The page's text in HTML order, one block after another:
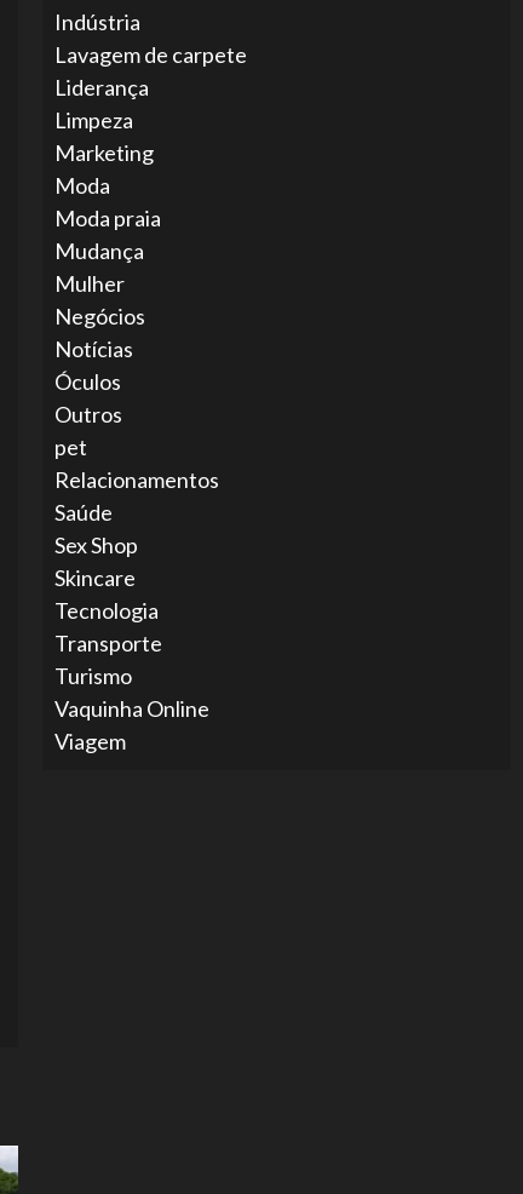
Indústria
Lavagem de carpete
Liderança
Limpeza
Marketing
Moda
Moda praia
Mudança
Mulher
Negócios
Notícias
Óculos
Outros
pet
Relacionamentos
Saúde
Sex Shop
Skincare
Tecnologia
Transporte
Turismo
Vaquinha Online
Viagem